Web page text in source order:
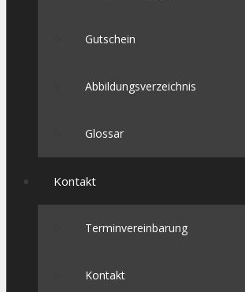
Gutschein
Abbildungsverzeichnis
Glossar
Kontakt
Terminvereinbarung
Kontakt